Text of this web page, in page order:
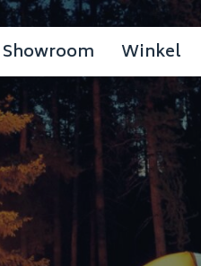
Showroom Winkel